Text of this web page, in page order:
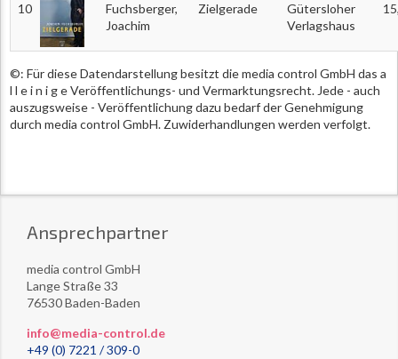
10
Fuchsberger,
Joachim
Zielgerade
Gütersloher
Verlagshaus
©: Für diese Datendarstellung besitzt die media control GmbH das a
l l e i n i g e Veröffentlichungs- und Vermarktungsrecht. Jede - auch
auszugsweise - Veröffentlichung dazu bedarf der Genehmigung
durch media control GmbH. Zuwiderhandlungen werden verfolgt.
Ansprechpartner
media control GmbH
Lange Straße 33
76530 Baden-Baden
info@media-control.de
+49 (0) 7221 / 309-0